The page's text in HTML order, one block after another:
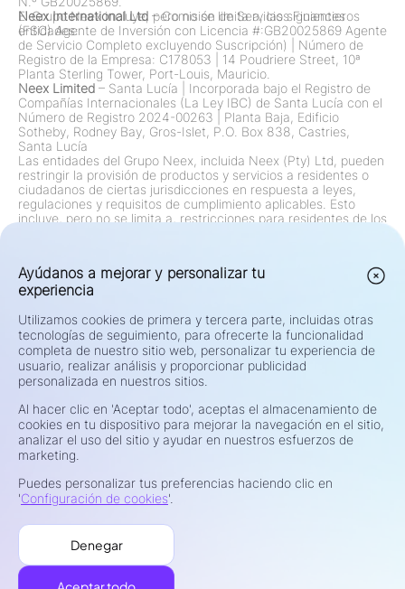
El Grupo Neex incluye, pero no se limita a, las siguientes
entidades:
Neex International Ltd – Comisión de Servicios Financieros
(FSC) Agente de Inversión con Licencia #:GB20025869 Agente
de Servicio Completo excluyendo Suscripción)
Número de
Registro de la Empresa: C178053
14 Poudriere Street, 10ª
Planta Sterling Tower, Port-Louis, Mauricio.
Neex Limited – Santa Lucía
Incorporada bajo el Registro de
Compañías Internacionales (La Ley IBC) de Santa Lucía con el
Número de Registro 2024-00263
Planta Baja, Edificio
Sotheby, Rodney Bay, Gros-Islet, P.O. Box 838, Castries,
Santa Lucía
Las entidades del Grupo Neex, incluida Neex (Pty) Ltd, pueden
restringir la provisión de productos y servicios a residentes o
ciudadanos de ciertas jurisdicciones en respuesta a leyes,
regulaciones y requisitos de cumplimiento aplicables. Esto
incluye, pero no se limita a, restricciones para residentes de los
con los cambios regulatorios.
Advertencia de Riesgo:
conllevan un alto riesgo de pérdida rápida de capital. Operar
con tales instrumentos puede no ser adecuado para todos los
inversores. Su potencial de ganancias o pérdidas está
directamente relacionado con las fluctuaciones del precio del
mercado. Antes de operar, considere detenidamente sus
objetivos de inversión, nivel de experiencia, situación financiera
y tolerancia al riesgo. Si no está seguro sobre los riesgos o
términos de la negociación, busque asesoramiento
independiente de un asesor financiero calificado. No comercie
con fondos que no puede permitirse perder.
Términos de Uso
Divulgación de Riesgos
Manejo de Quejas
©2026 NEEX. TODOS LOS DERECHOS RESERVADOS.
Ayúdanos a mejorar y personalizar tu
experiencia
Utilizamos cookies de primera y tercera parte, incluidas otras
tecnologías de seguimiento, para ofrecerte la funcionalidad
completa de nuestro sitio web, personalizar tu experiencia de
usuario, realizar análisis y proporcionar publicidad
personalizada en nuestros sitios.
Al hacer clic en 'Aceptar todo', aceptas el almacenamiento de
cookies en tu dispositivo para mejorar la navegación en el sitio,
analizar el uso del sitio y ayudar en nuestros esfuerzos de
marketing.
Puedes personalizar tus preferencias haciendo clic en
'Configuración de cookies'.
Denegar